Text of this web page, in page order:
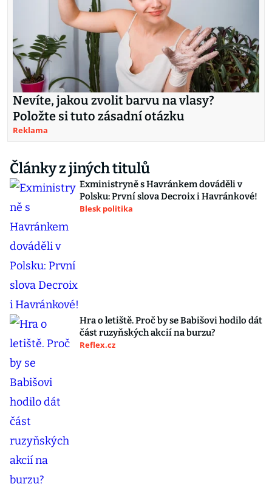
Nevíte, jakou zvolit barvu na vlasy?
Položte si tuto zásadní otázku
Reklama
Články z jiných titulů
Exministryně s Havránkem dováděli v
Polsku: První slova Decroix i Havránkové!
Blesk politika
Hra o letiště. Proč by se Babišovi hodilo dát
část ruzyňských akcií na burzu?
Reflex.cz